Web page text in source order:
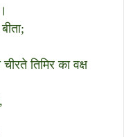
तिमिर का वक्ष